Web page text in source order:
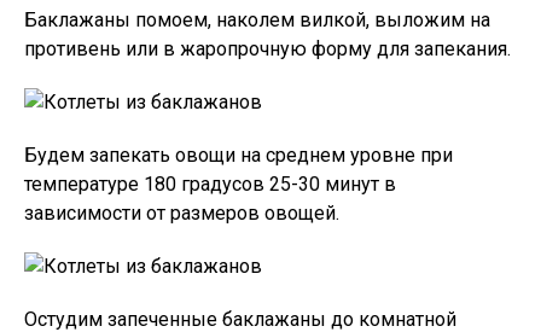
Баклажаны помоем, наколем вилкой, выложим на
противень или в жаропрочную форму для запекания.
Будем запекать овощи на среднем уровне при
температуре 180 градусов 25-30 минут в
зависимости от размеров овощей.
Остудим запеченные баклажаны до комнатной